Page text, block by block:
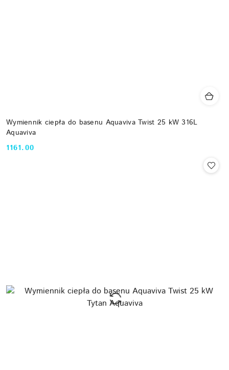
Wymiennik ciepła do basenu Aquaviva Twist 25 kW 316L
Aquaviva
Cena:
1161.00